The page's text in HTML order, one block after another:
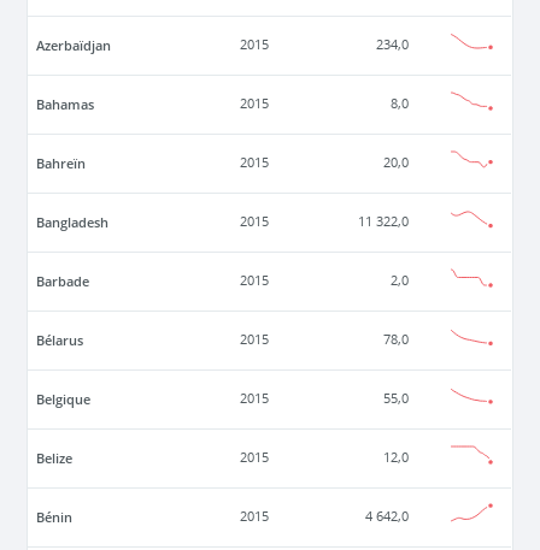
Azerbaïdjan 2015 234,0
Bahamas 2015 8,0
Bahreïn 2015 20,0
Bangladesh 2015 11 322,0
Barbade 2015 2,0
Bélarus 2015 78,0
Belgique 2015 55,0
Belize 2015 12,0
Bénin 2015 4 642,0